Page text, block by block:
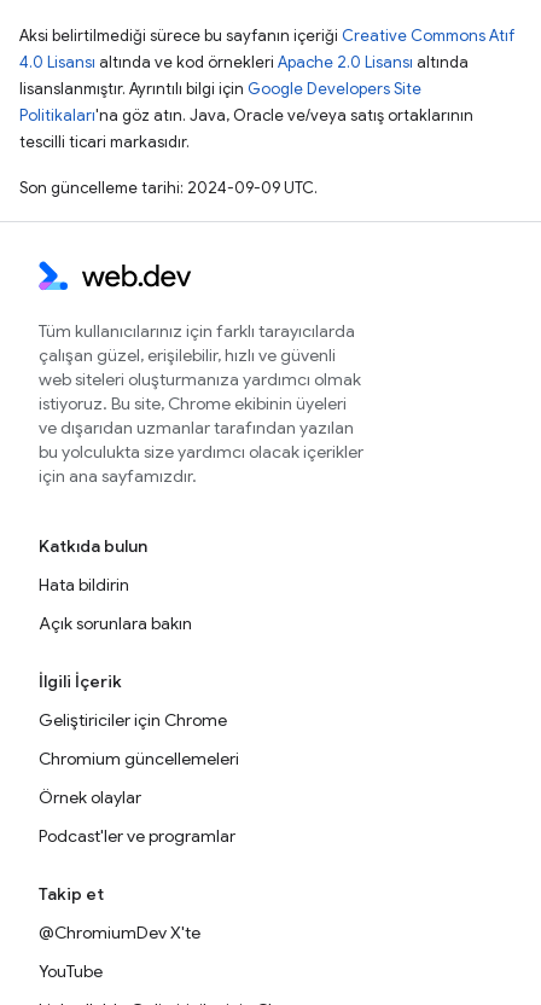
Aksi belirtilmediği sürece bu sayfanın içeriği Creative Commons Atıf
4.0 Lisansı altında ve kod örnekleri Apache 2.0 Lisansı altında
lisanslanmıştır. Ayrıntılı bilgi için Google Developers Site
Politikaları'na göz atın. Java, Oracle ve/veya satış ortaklarının
tescilli ticari markasıdır.
Son güncelleme tarihi: 2024-09-09 UTC.
Tüm kullanıcılarınız için farklı tarayıcılarda
çalışan güzel, erişilebilir, hızlı ve güvenli
web siteleri oluşturmanıza yardımcı olmak
istiyoruz. Bu site, Chrome ekibinin üyeleri
ve dışarıdan uzmanlar tarafından yazılan
bu yolculukta size yardımcı olacak içerikler
için ana sayfamızdır.
Katkıda bulun
Hata bildirin
Açık sorunlara bakın
İlgili İçerik
Geliştiriciler için Chrome
Chromium güncellemeleri
Örnek olaylar
Podcast'ler ve programlar
Takip et
@ChromiumDev X'te
YouTube